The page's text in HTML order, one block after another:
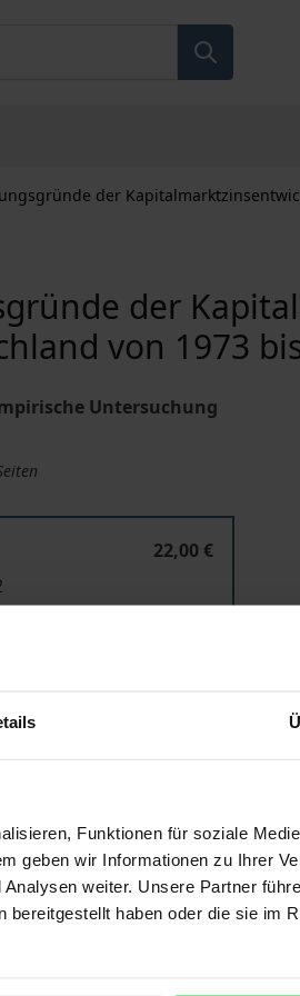
Funktionen für soziale
geben wir Informationen zu Ihrer
weiter. Unsere Partner
haben oder die sie im
der
der
von 1973
Untersuchung
22,00 €
Angaben
der zukünftigen
Zinsprognose setzt